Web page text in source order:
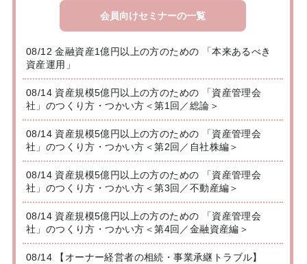
会員向けセミナーの一覧
08/12 金融資産1億円以上の方のための 「本来あるべき
資産運用」
08/14 資産規模5億円以上の方のための 「資産管理会
社」のつくり方・つかい方＜第1回／総論＞
08/14 資産規模5億円以上の方のための 「資産管理会
社」のつくり方・つかい方＜第2回／自社株編＞
08/14 資産規模5億円以上の方のための 「資産管理会
社」のつくり方・つかい方＜第3回／不動産編＞
08/14 資産規模5億円以上の方のための 「資産管理会
社」のつくり方・つかい方＜第4回／金融資産編＞
08/14 【オーナー経営者の相続・事業承継トラブル】